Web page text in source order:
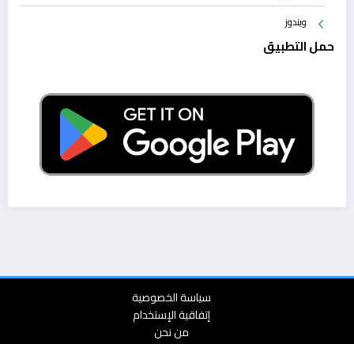
ويندوز
حمل التطبيق
سياسة الخصوصية
إتفاقية الإستخدام
من نحن